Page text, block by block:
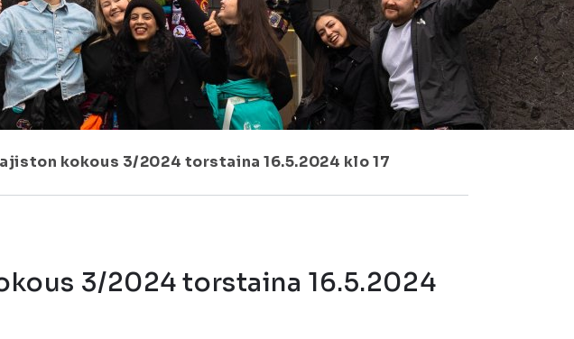
kokous 3/2024 torstaina 16.5.2024 klo 17
3/2024 torstaina 16.5.2024